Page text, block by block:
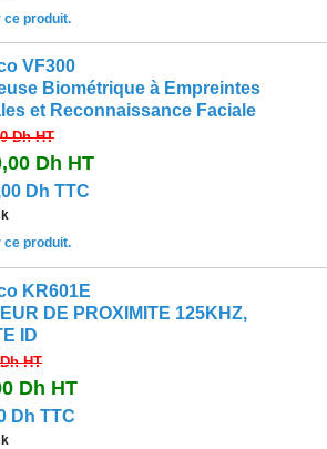
ce produit.
VF300
Biométrique à Empreintes
et Reconnaissance Faciale
DhHT
Dh HT
Dh TTC
ce produit.
KR601E
DE PROXIMITE 125KHZ,
ID
HT
Dh HT
Dh TTC